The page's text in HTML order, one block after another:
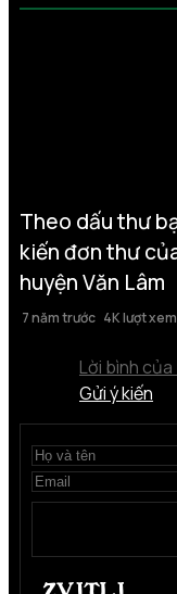
Theo dấu thư
kiến đơn thư
huyện Văn Lâm
7 năm trước 4K lượt xem
Lời bình của
Gửi ý kiến